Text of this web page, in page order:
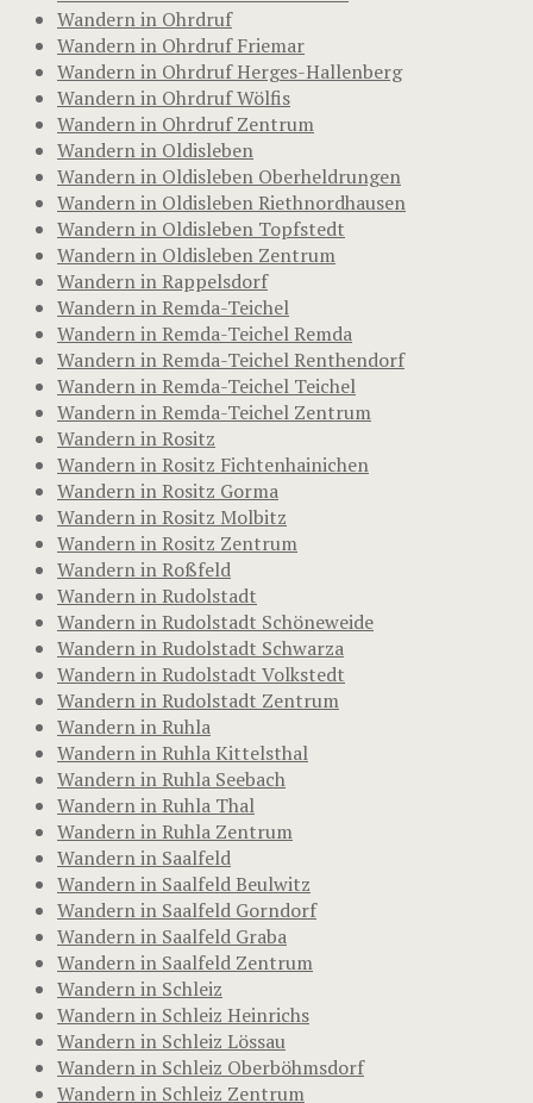
Wandern in Ohrdruf
Wandern in Ohrdruf Friemar
Wandern in Ohrdruf Herges-Hallenberg
Wandern in Ohrdruf Wölfis
Wandern in Ohrdruf Zentrum
Wandern in Oldisleben
Wandern in Oldisleben Oberheldrungen
Wandern in Oldisleben Riethnordhausen
Wandern in Oldisleben Topfstedt
Wandern in Oldisleben Zentrum
Wandern in Rappelsdorf
Wandern in Remda-Teichel
Wandern in Remda-Teichel Remda
Wandern in Remda-Teichel Renthendorf
Wandern in Remda-Teichel Teichel
Wandern in Remda-Teichel Zentrum
Wandern in Rositz
Wandern in Rositz Fichtenhainichen
Wandern in Rositz Gorma
Wandern in Rositz Molbitz
Wandern in Rositz Zentrum
Wandern in Roßfeld
Wandern in Rudolstadt
Wandern in Rudolstadt Schöneweide
Wandern in Rudolstadt Schwarza
Wandern in Rudolstadt Volkstedt
Wandern in Rudolstadt Zentrum
Wandern in Ruhla
Wandern in Ruhla Kittelsthal
Wandern in Ruhla Seebach
Wandern in Ruhla Thal
Wandern in Ruhla Zentrum
Wandern in Saalfeld
Wandern in Saalfeld Beulwitz
Wandern in Saalfeld Gorndorf
Wandern in Saalfeld Graba
Wandern in Saalfeld Zentrum
Wandern in Schleiz
Wandern in Schleiz Heinrichs
Wandern in Schleiz Lössau
Wandern in Schleiz Oberböhmsdorf
Wandern in Schleiz Zentrum